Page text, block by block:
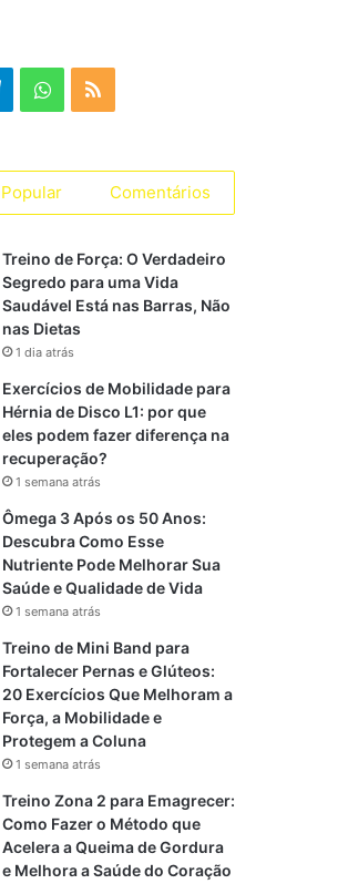
l
e
g
r
a
m
W
a
t
s
A
p
p
S
Popular Comentários
Treino de Força: O Verdadeiro
Segredo para uma Vida
Saudável Está nas Barras, Não
nas Dietas
1 dia atrás
Exercícios de Mobilidade para
Hérnia de Disco L1: por que
eles podem fazer diferença na
recuperação?
1 semana atrás
Ômega 3 Após os 50 Anos:
Descubra Como Esse
Nutriente Pode Melhorar Sua
Saúde e Qualidade de Vida
1 semana atrás
Treino de Mini Band para
Fortalecer Pernas e Glúteos:
20 Exercícios Que Melhoram a
Força, a Mobilidade e
Protegem a Coluna
1 semana atrás
Treino Zona 2 para Emagrecer:
Como Fazer o Método que
Acelera a Queima de Gordura
e Melhora a Saúde do Coração